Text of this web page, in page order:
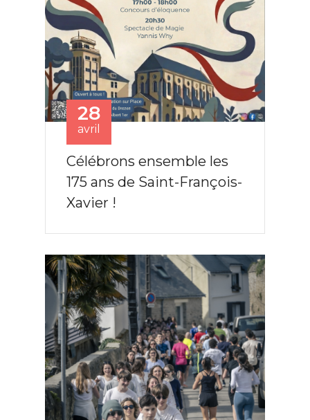
28
avril
Célébrons ensemble les
175 ans de Saint-François-
Xavier !